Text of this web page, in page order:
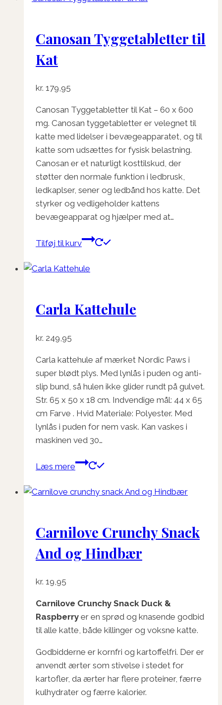
Canosan Tyggetabletter til
Kat
kr. 179,95
Canosan Tyggetabletter til Kat – 60 x 600
mg. Canosan tyggetabletter er velegnet til
katte med lidelser i bevægeapparatet, og til
katte som udsættes for fysisk belastning.
Canosan er et naturligt kosttilskud, der
støtter den normale funktion i ledbrusk,
ledkaplser, sener og ledbånd hos katte. Det
styrker og vedligeholder kattens
bevægeapparat og hjælper med at…
Tilføj til kurv
Carla Kattehule
kr. 249,95
Carla kattehule af mærket Nordic Paws i
super blødt plys. Med lynlås i puden og anti-
slip bund, så hulen ikke glider rundt på gulvet.
Str. 65 x 50 x 18 cm. Indvendige mål: 44 x 65
cm Farve . Hvid Materiale: Polyester. Med
lynlås i puden for nem vask. Kan vaskes i
maskinen ved 30…
Læs mere
Carnilove Crunchy Snack
And og Hindbær
kr. 19,95
Carnilove Crunchy Snack Duck &
Raspberry er en sprød og knasende godbid
til alle katte, både killinger og voksne katte.
Godbidderne er kornfri og kartoffelfri. Der er
anvendt ærter som stivelse i stedet for
kartofler, da ærter har flere proteiner, færre
kulhydrater og færre kalorier.